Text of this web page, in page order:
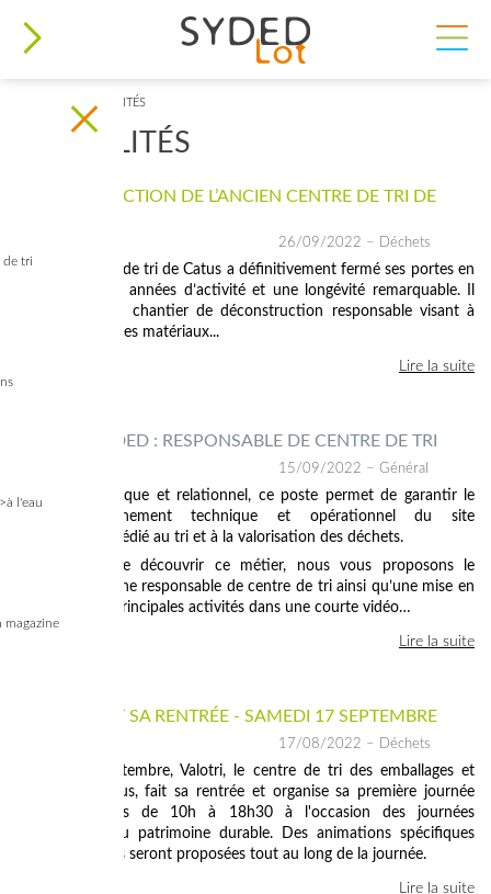
de tri
l'eau
magazine
VOUS ÊTES ICI
> ACTUALITÉS
ACTUALITÉS
DÉCONSTRUCTION DE L’ANCIEN CENTRE DE TRI DE
26/09/2022 – Déchets
L’ancien centre de tri de Catus a définitivement fermé ses portes en
2019, après 25 années d’activité et une longévité remarquable. Il
fait l’objet d’un chantier de déconstruction responsable visant à
valoriser 99 % des matériaux...
Lire la suite
MÉTIERS SYDED : RESPONSABLE DE CENTRE DE TRI
15/09/2022 – Général
À la fois technique et relationnel, ce poste permet de garantir le
bon fonctionnement technique et opérationnel du site
d’exploitation dédié au tri et à la valorisation des déchets.
Pour vous faire découvrir ce métier, nous vous proposons le
témoignage d’une responsable de centre de tri ainsi qu’une mise en
images de ses principales activités dans une courte vidéo…
Lire la suite
VALOTRI FAIT SA RENTRÉE - SAMEDI 17 SEPTEMBRE
17/08/2022 – Déchets
Samedi 17 septembre, Valotri, le centre de tri des emballages et
papiers de Catus, fait sa rentrée et organise sa première journée
portes ouvertes de 10h à 18h30 à l'occasion des journées
européennes du patrimoine durable. Des animations spécifiques
pour les enfants seront proposées tout au long de la journée.
Lire la suite